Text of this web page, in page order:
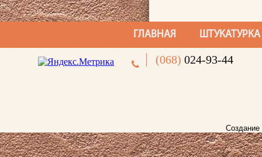
ГЛАВНАЯ
(068) 024-93-44